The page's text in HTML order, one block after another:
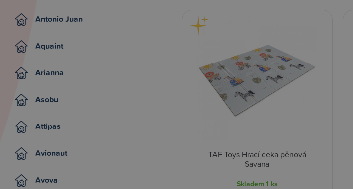
Antonio Juan
Aquaint
Arianna
Asobu
Attipas
Avionaut
Avova
TAF Toys Hrací deka pěnová
Savana
Skladem 1 ks